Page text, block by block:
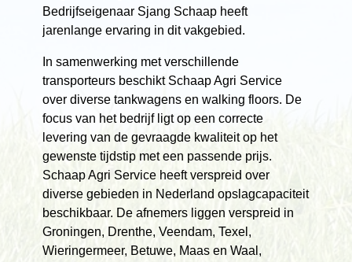
Bedrijfseigenaar Sjang Schaap heeft
jarenlange ervaring in dit vakgebied.
In samenwerking met verschillende
transporteurs beschikt Schaap Agri Service
over diverse tankwagens en walking floors. De
focus van het bedrijf ligt op een correcte
levering van de gevraagde kwaliteit op het
gewenste tijdstip met een passende prijs.
Schaap Agri Service heeft verspreid over
diverse gebieden in Nederland opslagcapaciteit
beschikbaar. De afnemers liggen verspreid in
Groningen, Drenthe, Veendam, Texel,
Wieringermeer, Betuwe, Maas en Waal,